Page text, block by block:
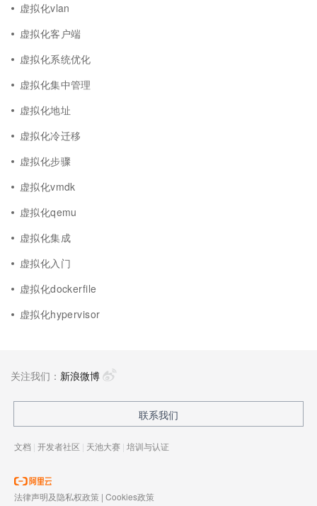
虚拟化vlan
虚拟化客户端
虚拟化系统优化
虚拟化集中管理
虚拟化地址
虚拟化冷迁移
虚拟化步骤
虚拟化vmdk
虚拟化qemu
虚拟化集成
虚拟化入门
虚拟化dockerfile
虚拟化hypervisor
关注我们： 新浪微博
联系我们
文档 | 开发者社区 | 天池大赛 | 培训与认证
法律声明及隐私权政策 | Cookies政策